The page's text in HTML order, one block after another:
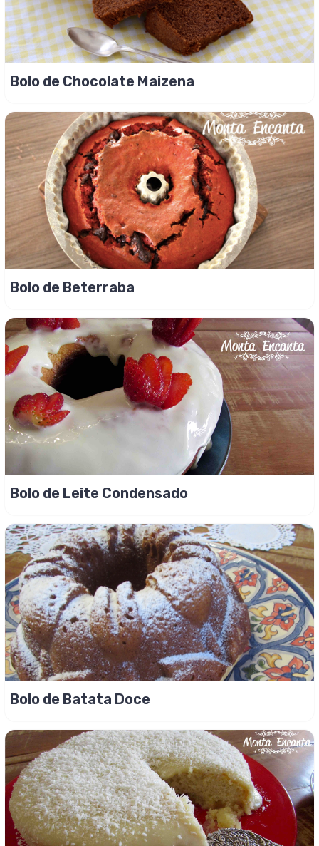
Bolo de Chocolate Maizena
Bolo de Beterraba
Bolo de Leite Condensado
Bolo de Batata Doce